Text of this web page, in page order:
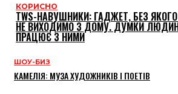
КОРИСНО
TWS-НАВУШНИКИ: ГАДЖЕТ, БЕЗ
НЕ ВИХОДИМО З ДОМУ. ДУМКИ
ПРАЦЮЄ З НИМИ
ШОУ-БИЗ
КАМЕЛІЯ: МУЗА ХУДОЖНИКІВ І ПОЕТІВ